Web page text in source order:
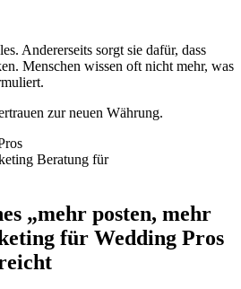
Andererseits sorgt sie dafür, dass
Menschen wissen oft nicht mehr, was
zur neuen Währung.
„mehr posten, mehr
für Wedding Pros